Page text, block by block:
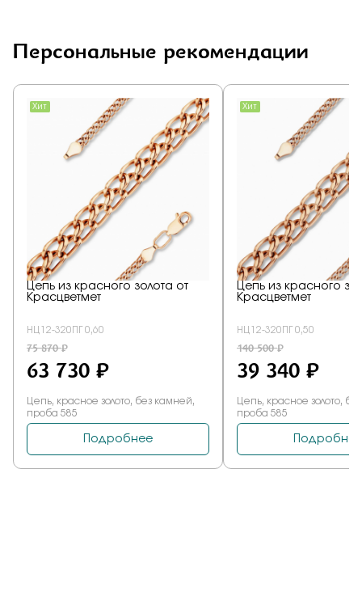
Персональные рекомендации